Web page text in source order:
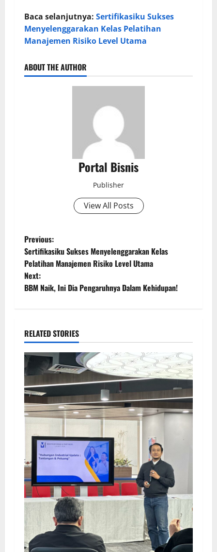
Baca selanjutnya: Sertifikasiku Sukses
Menyelenggarakan Kelas Pelatihan
Manajemen Risiko Level Utama
ABOUT THE AUTHOR
Portal Bisnis
Publisher
View All Posts
Previous:
Sertifikasiku Sukses Menyelenggarakan Kelas
Pelatihan Manajemen Risiko Level Utama
Next:
BBM Naik, Ini Dia Pengaruhnya Dalam Kehidupan!
RELATED STORIES